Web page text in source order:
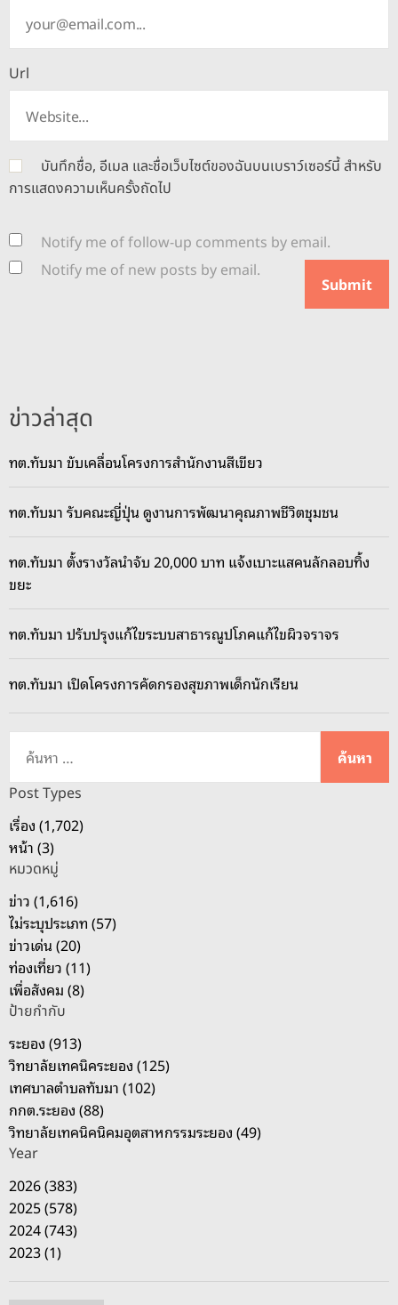
Url
บันทึกชื่อ, อีเมล และชื่อเว็บไซต์ของฉันบนเบราว์เซอร์นี้ สำหรับ
การแสดงความเห็นครั้งถัดไป
Notify me of follow-up comments by email.
Notify me of new posts by email.
ข่าวล่าสุด
ทต.ทับมา ขับเคลื่อนโครงการสำนักงานสีเขียว
ทต.ทับมา รับคณะญี่ปุ่น ดูงานการพัฒนาคุณภาพชีวิตชุมชน
ทต.ทับมา ตั้งรางวัลนำจับ 20,000 บาท แจ้งเบาะแสคนลักลอบทิ้ง
ขยะ
ทต.ทับมา ปรับปรุงแก้ไขระบบสาธารณูปโภคแก้ไขผิวจราจร
ทต.ทับมา เปิดโครงการคัดกรองสุขภาพเด็กนักเรียน
ห
สำ
ห
รั
บ
:
Post Types
เรื่อง (1,702)
หน้า (3)
หมวดหมู่
ข่าว (1,616)
ไม่ระบุประเภท (57)
ข่าวเด่น (20)
ท่องเที่ยว (11)
เพื่อสังคม (8)
ป้ายกำกับ
ระยอง (913)
วิทยาลัยเทคนิคระยอง (125)
เทศบาลตำบลทับมา (102)
กกต.ระยอง (88)
วิทยาลัยเทคนิคนิคมอุตสาหกรรมระยอง (49)
Year
2026 (383)
2025 (578)
2024 (743)
2023 (1)